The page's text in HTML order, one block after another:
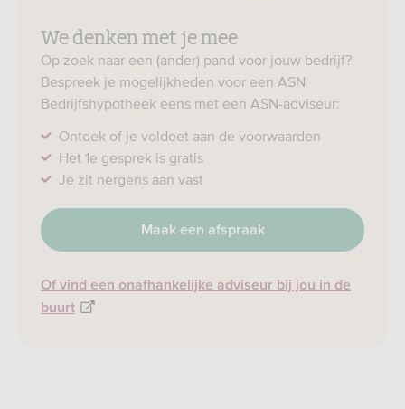
We denken met je mee
Op zoek naar een (ander) pand voor jouw bedrijf?
Bespreek je mogelijkheden voor een ASN
Bedrijfshypotheek eens met een ASN-adviseur:
Ontdek of je voldoet aan de voorwaarden
Het 1e gesprek is gratis
Je zit nergens aan vast
Maak een afspraak
Of vind een onafhankelijke adviseur bij jou in de
buurt